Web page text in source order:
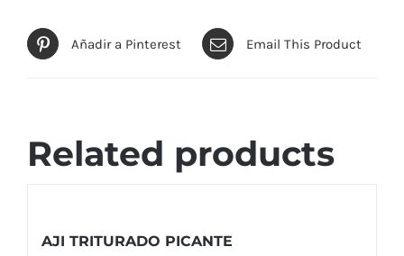
Añadir a Pinterest Email This Product
Related products
AJI TRITURADO PICANTE